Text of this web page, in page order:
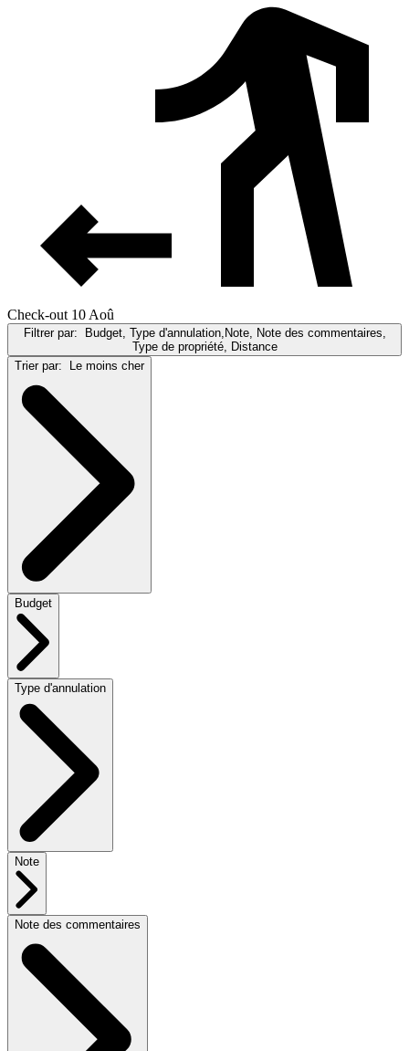
Check-out 10 Aoû
Filtrer par: Budget, Type d'annulation,Note, Note des commentaires,
Type de propriété, Distance
Trier par: Le moins cher
Budget
Type d'annulation
Note
Note des commentaires